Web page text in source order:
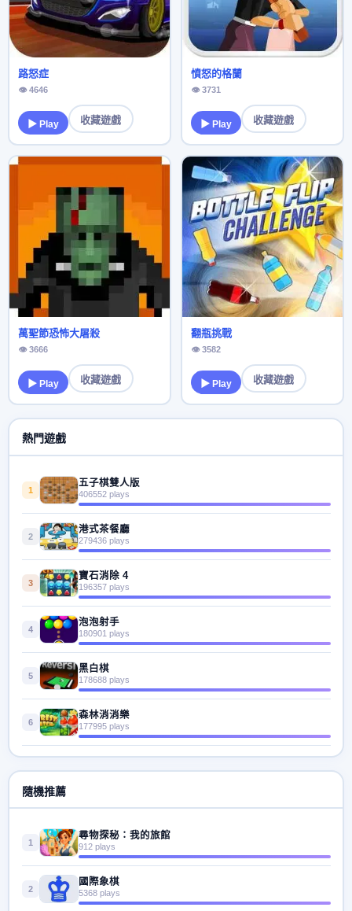
路怒症
👁 4646
▶ Play 收藏遊戲
憤怒的格蘭
👁 3731
▶ Play 收藏遊戲
萬聖節恐怖大屠殺
👁 3666
▶ Play 收藏遊戲
翻瓶挑戰
👁 3582
▶ Play 收藏遊戲
熱門遊戲
1
五子棋雙人版
406552 plays
2
港式茶餐廳
279436 plays
3
寶石消除 4
196357 plays
4
泡泡射手
180901 plays
5
黑白棋
178688 plays
6
森林消消樂
177995 plays
隨機推薦
1
尋物探秘：我的旅館
912 plays
2
國際象棋
5368 plays